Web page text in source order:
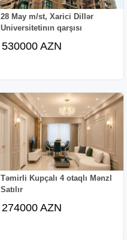
28 May m/st, Xarici Dillər
Universitetinın qarşısı
530000 AZN
Təmirli Kupçalı 4 otaqlı Mənzl
Satılır
274000 AZN